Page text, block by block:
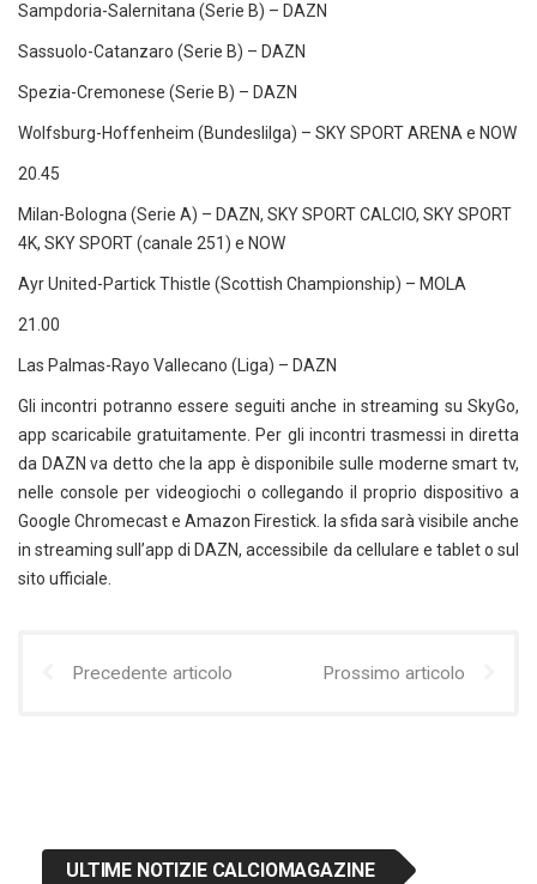
Sampdoria-Salernitana (Serie B) – DAZN
Sassuolo-Catanzaro (Serie B) – DAZN
Spezia-Cremonese (Serie B) – DAZN
Wolfsburg-Hoffenheim (Bundeslilga) – SKY SPORT ARENA e NOW
20.45
Milan-Bologna (Serie A) – DAZN, SKY SPORT CALCIO, SKY SPORT
4K, SKY SPORT (canale 251) e NOW
Ayr United-Partick Thistle (Scottish Championship) – MOLA
21.00
Las Palmas-Rayo Vallecano (Liga) – DAZN
Gli incontri potranno essere seguiti anche in streaming su SkyGo,
app scaricabile gratuitamente. Per gli incontri trasmessi in diretta
da DAZN va detto che la app è disponibile sulle moderne smart tv,
nelle console per videogiochi o collegando il proprio dispositivo a
Google Chromecast e Amazon Firestick. la sfida sarà visibile anche
in streaming sull’app di DAZN, accessibile da cellulare e tablet o sul
sito ufficiale.
Precedente articolo Prossimo articolo
ULTIME NOTIZIE CALCIOMAGAZINE